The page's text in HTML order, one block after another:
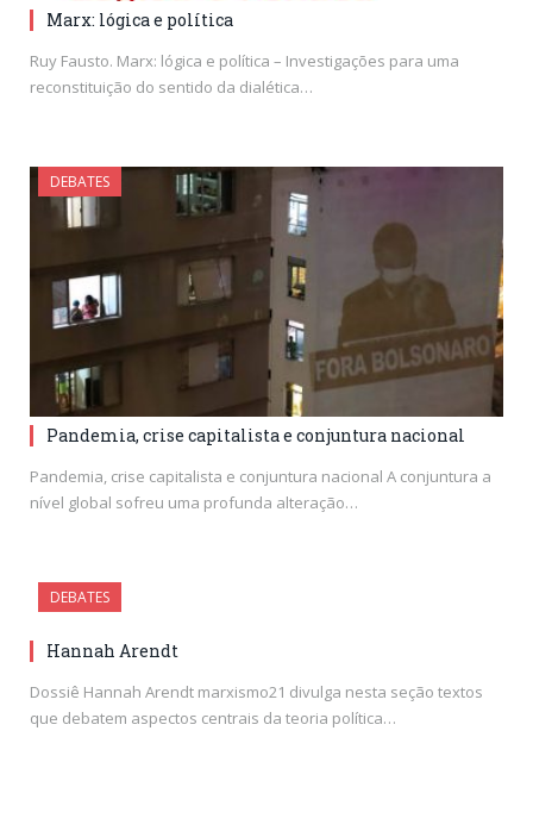
Marx: lógica e política
Ruy Fausto. Marx: lógica e política – Investigações para uma
reconstituição do sentido da dialética…
DEBATES
Pandemia, crise capitalista e conjuntura nacional
Pandemia, crise capitalista e conjuntura nacional A conjuntura a
nível global sofreu uma profunda alteração…
DEBATES
Hannah Arendt
Dossiê Hannah Arendt marxismo21 divulga nesta seção textos
que debatem aspectos centrais da teoria política…